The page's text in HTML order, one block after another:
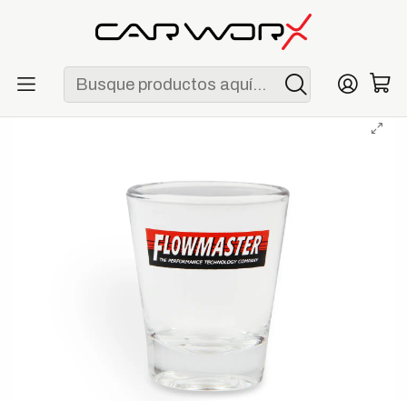
ENVÍO GRATIS POR COMPRAS MAYORES A S/ 250
Vaso de Shot Flowmaster